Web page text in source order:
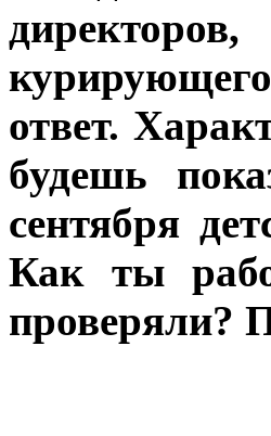
ответ.
будешь
сентября
Как ты
проверяли?